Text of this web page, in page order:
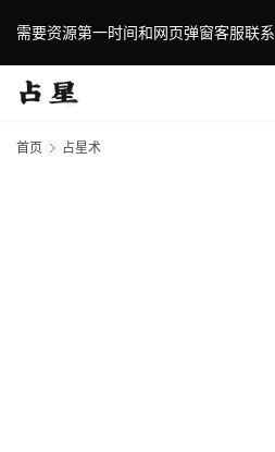
需要资源第一时间和网页弹窗客服联系
首页 占星术